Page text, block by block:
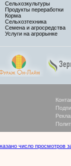
Сельхозкультуры
Продукты переработки
Корма
Сельхозтехника
Семена и агросредства
Услуги на агрорынке